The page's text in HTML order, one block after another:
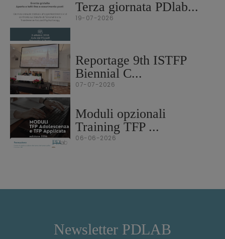
Terza giornata PDlab...
19-07-2026
Reportage 9th ISTFP
Biennial C...
07-07-2026
Moduli opzionali
Training TFP ...
06-06-2026
Newsletter PDLAB